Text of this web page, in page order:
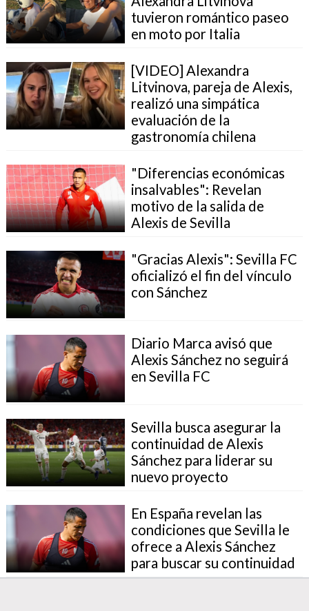
tuvieron romántico paseo
en moto por Italia
[VIDEO] Alexandra
Litvinova, pareja de Alexis,
realizó una simpática
evaluación de la
gastronomía chilena
"Diferencias económicas
insalvables": Revelan
motivo de la salida de
Alexis de Sevilla
"Gracias Alexis": Sevilla FC
oficializó el fin del vínculo
con Sánchez
Diario Marca avisó que
Alexis Sánchez no seguirá
en Sevilla FC
Sevilla busca asegurar la
continuidad de Alexis
Sánchez para liderar su
nuevo proyecto
En España revelan las
condiciones que Sevilla le
ofrece a Alexis Sánchez
para buscar su continuidad